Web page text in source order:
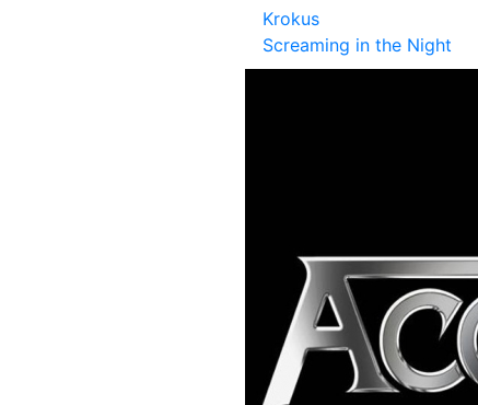
Krokus
Screaming in the Night